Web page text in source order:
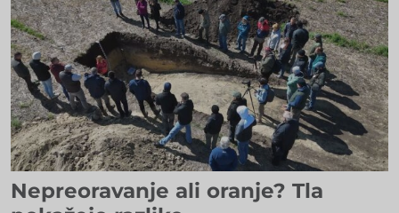
Nepreoravanje ali oranje? Tla